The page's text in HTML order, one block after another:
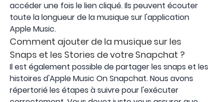
accéder une fois le lien cliqué. Ils peuvent écouter
toute la longueur de la musique sur l'application
Apple Music.
Comment ajouter de la musique sur les
Snaps et les Stories de votre Snapchat ?
Il est également possible de partager les snaps et les
histoires d'Apple Music On Snapchat. Nous avons
répertorié les étapes à suivre pour l'exécuter